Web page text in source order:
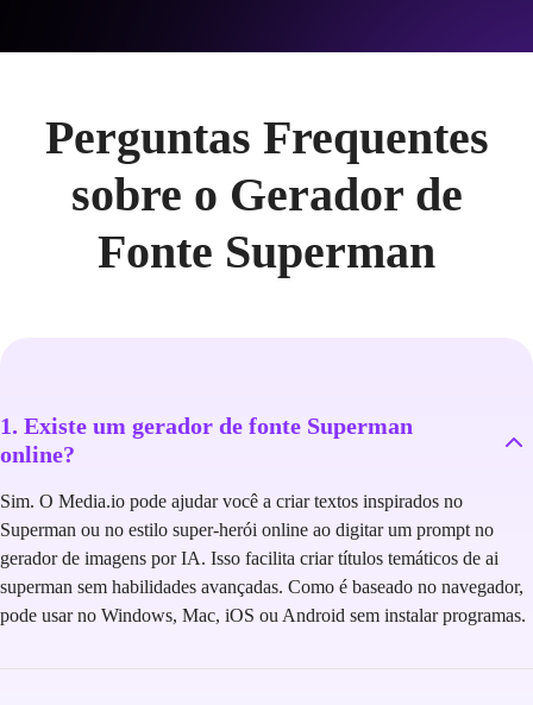
Perguntas Frequentes
sobre o Gerador de
Fonte Superman
1. Existe um gerador de fonte Superman
online?
Sim. O Media.io pode ajudar você a criar textos inspirados no
Superman ou no estilo super-herói online ao digitar um prompt no
gerador de imagens por IA. Isso facilita criar títulos temáticos de ai
superman sem habilidades avançadas. Como é baseado no navegador,
pode usar no Windows, Mac, iOS ou Android sem instalar programas.